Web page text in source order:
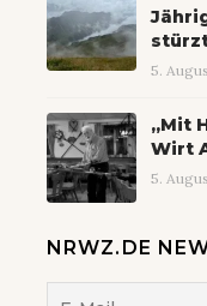
5.
„Mit
Wirt
5.
NRWZ.DE